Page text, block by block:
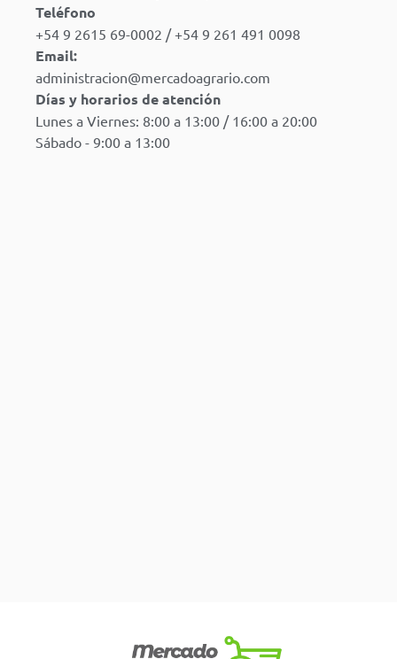
Teléfono
+54 9 2615 69-0002 / +54 9 261 491 0098
Email:
administracion@mercadoagrario.com
Días y horarios de atención
Lunes a Viernes: 8:00 a 13:00 / 16:00 a 20:00
Sábado - 9:00 a 13:00